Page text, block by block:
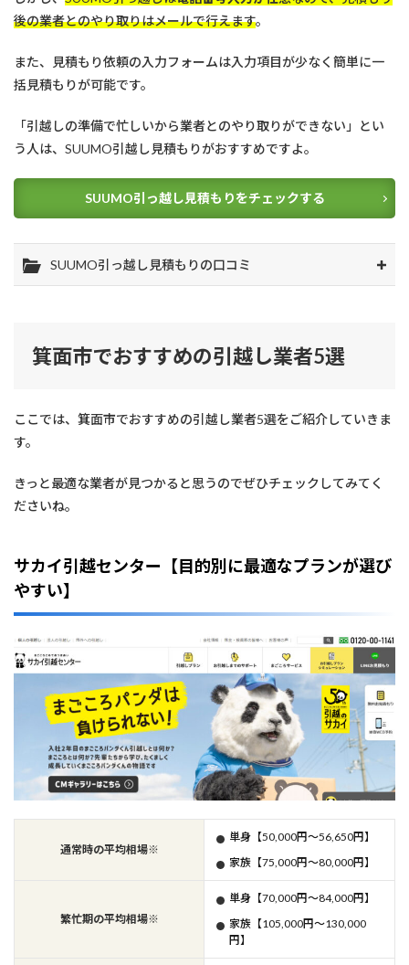
後の業者とのやり取りはメールで行えます。
また、見積もり依頼の入力フォームは入力項目が少なく簡単に一
括見積もりが可能です。
「引越しの準備で忙しいから業者とのやり取りができない」とい
う人は、SUUMO引越し見積もりがおすすめですよ。
SUUMO引っ越し見積もりをチェックする
SUUMO引っ越し見積もりの口コミ
箕面市でおすすめの引越し業者5選
ここでは、箕面市でおすすめの引越し業者5選をご紹介していきま
す。
きっと最適な業者が見つかると思うのでぜひチェックしてみてく
ださいね。
サカイ引越センター【目的別に最適なプランが選び
やすい】
通常時の平均相場※
単身【50,000円～56,650円】
家族【75,000円～80,000円】
繁忙期の平均相場※
単身【70,000円～84,000円】
家族【105,000円～130,000
円】